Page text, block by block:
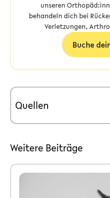
unseren
behandeln dich bei
Verletzungen,
Buche
Quellen
Weitere Beiträge